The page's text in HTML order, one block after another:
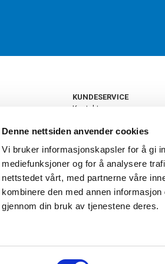
Denne nettsiden anvender cookies
Vi bruker informasjonskapsler for å gi
mediefunksjoner og for å analysere
nettstedet vårt, med partnerne våre
kombinere den med annen
gjennom din bruk av tjenestene deres.
KUNDESERVICE
Kontakt oss
Retur og bytte
Personvern
Frakt og levering
Ledige stillinger
FAQ - Ofte stilte spørsmål
Åpenhetsloven